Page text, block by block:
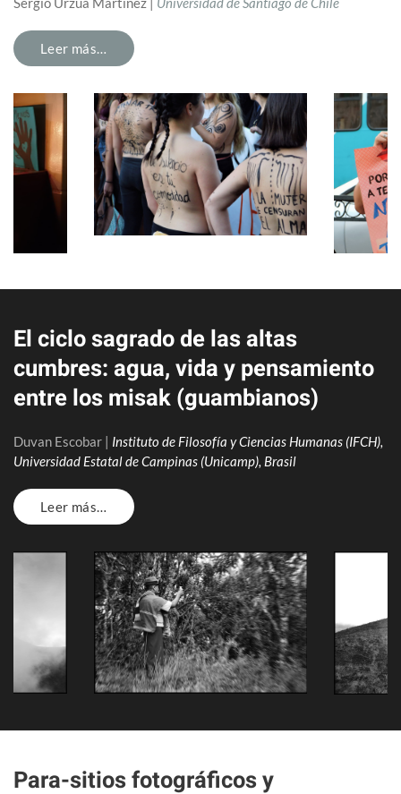
Leer más…
El ciclo sagrado de las altas
cumbres: agua, vida y pensamiento
entre los misak (guambianos)
Duvan Escobar | Instituto de Filosofía y Ciencias Humanas (IFCH),
Universidad Estatal de Campinas (Unicamp), Brasil
Leer más…
Para-sitios fotográficos y